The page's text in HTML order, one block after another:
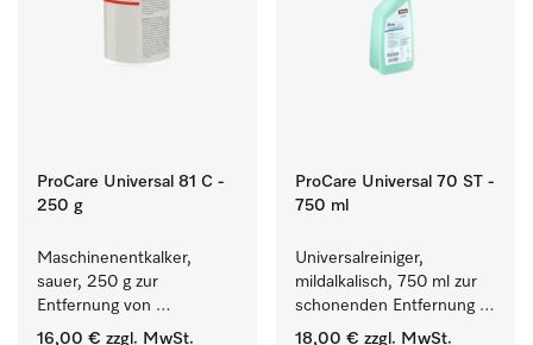
ProCare Universal 81 C -
250 g
Maschinenentkalker,
sauer, 250 g zur
Entfernung von
hartnäckigen
16,00 € zzgl. MwSt.
ProCare Universal 70 ST -
750 ml
Universalreiniger,
mildalkalisch, 750 ml zur
schonenden Entfernung
von Fettrückständen und
18,00 € zzgl. MwSt.